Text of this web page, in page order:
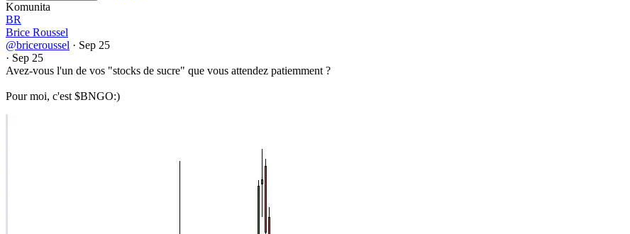
Komunita
BR
Brice Roussel
@briceroussel · Sep 25
· Sep 25
Avez-vous l'un de vos "stocks de sucre" que vous attendez patiemment ?
Pour moi, c'est $BNGO:)